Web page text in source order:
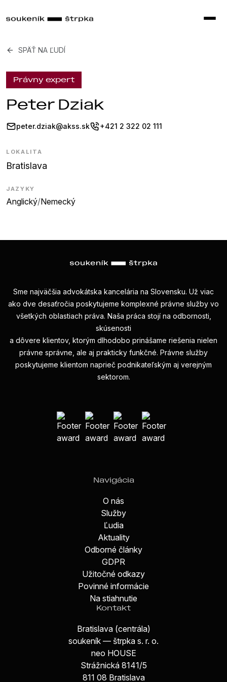
SPÄŤ NA ĽUDÍ
Právny expert
Peter Dziak
peter.dziak@akss.sk +421 2 322 02 111
LOKALITA
Bratislava
JAZYKY
Anglický/Nemecký
Sme najväčšia advokátska kancelária na Slovensku. Už viac
ako dve desaťročia poskytujeme komplexné právne služby vo
všetkých oblastiach práva. Naša práca stojí na odbornosti,
skúsenosti
a dôvere klientov, ktorým dlhodobo prinášame riešenia nielen
právne správne, ale aj prakticky funkčné. Právne služby
poskytujeme klientom naprieč podnikateľským aj verejným
sektorom.
Navigácia
O nás
Služby
Ľudia
Aktuality
Odborné články
GDPR
Užitočné odkazy
Povinné informácie
Na stiahnutie
Kontakt
Bratislava (centrála)
soukeník — štrpka s. r. o.
neo HOUSE
Strážnická 8141/5
811 08 Bratislava